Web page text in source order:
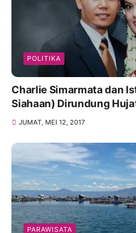
POLITIKA
Charlie Simarmata dan
Siahaan) Dirundung
JUMAT, MEI 12, 2017
PARAWISATA